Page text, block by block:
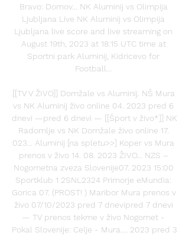
Bravo: Domov... NK Aluminij vs Olimpija
Ljubljana Live NK Aluminij vs Olimpija
Ljubljana live score and live streaming on
August 19th, 2023 at 18:15 UTC time at
Sportni park Aluminij, Kidricevo for
Football...
[[TV V ŽIVO]] Domžale vs Aluminij. NŠ Mura
vs NK Aluminij živo online 04. 2023 pred 6
dnevi —pred 6 dnevi — [[Šport v živo*]] NK
Radomlje vs NK Domžale živo online 17.
023... Aluminij [na spletu>>] Koper vs Mura
prenos v živo 14. 08. 2023 ŽIVO... NZS –
Nogometna zveza Slovenije07. 2023 15:00
Sportklub 1 2SNL2324 Primorje eMundia:
Gorica 07. (PROST! ) Maribor Mura prenos v
živo 07/10/2023 pred 7 dnevipred 7 dnevi
— TV prenos tekme v živo Nogomet -
Pokal Slovenije: Celje - Mura.... 2023 pred 3